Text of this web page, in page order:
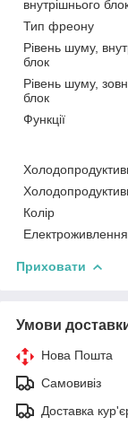
внутрішнього
Тип фреону
Рівень шуму,
блок
Рівень шуму,
блок
Функції
Колір
Електроживлення
Приховати
Умови
Нова Пошта
Самовивіз
Доставка